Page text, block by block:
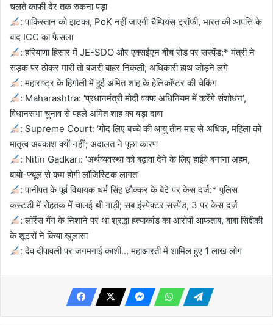
चलते काफी देर तक रुकना पड़ा
: पाकिस्तान को झटका, PoK नहीं जाएगी चैम्पियंस ट्रॉफी, भारत की आपत्ति के
बाद ICC का फैसला
: हरियाणा हिसार में JE-SDO और एक्सईएन बीच रोड पर सस्पेंड:* मंत्री ने
सड़क पर ठोकर मारी तो बजरी बाहर निकली; अधिकारी हाथ जोड़ने लगे
: महाराष्ट्र के हिंगोली में हुई अमित शाह के हेलिकॉप्टर की चेकिंग
: Maharashtra: ‘प्रधानमंत्री मोदी वक्फ अधिनियम में करेंगे संशोधन’,
विधानसभा चुनाव से पहले अमित शाह का बड़ा दावा
: Supreme Court: ‘गोद लिए बच्चे की आयु तीन माह से अधिक, महिला को
मातृत्व अवकाश क्यों नहीं’; अदालत ने पूछा कारण
: Nitin Gadkari: ‘अर्थव्यवस्था को बढ़ावा देने के लिए हाईवे बनाना अहम,
बायो-फ्यूल से कम होगी लॉजिस्टिक लागत’
: पानीपत के पूर्व विधायक धर्म सिंह छौक्कर के बेटे पर केस दर्ज:* पुलिस
कस्टडी में रोहतक में चालई थी गाड़ी; सब इंस्पेक्टर सस्पेंड, 3 पर केस दर्ज
: लॉरेंस गैंग के निशाने पर था श्रद्धा हत्याकांड का आरोपी आफताब, बाबा सिद्दीकी
के शूटरों ने किया खुलासा
: देव दीपावली पर जगमगाई काशी… महाआरती में शामिल हुए 1 लाख लोग